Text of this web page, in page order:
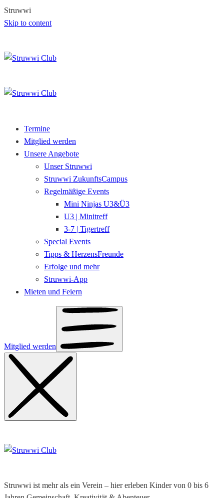
Struwwi
Skip to content
Termine
Mitglied werden
Unsere Angebote
Unser Struwwi
Struwwi ZukunftsCampus
Regelmäßige Events
Mini Ninjas U3&Ü3
U3 | Minitreff
3-7 | Tigertreff
Special Events
Tipps & HerzensFreunde
Erfolge und mehr
Struwwi-App
Mieten und Feiern
Mitglied werden
Struwwi ist mehr als ein Verein – hier erleben Kinder von 0 bis 6